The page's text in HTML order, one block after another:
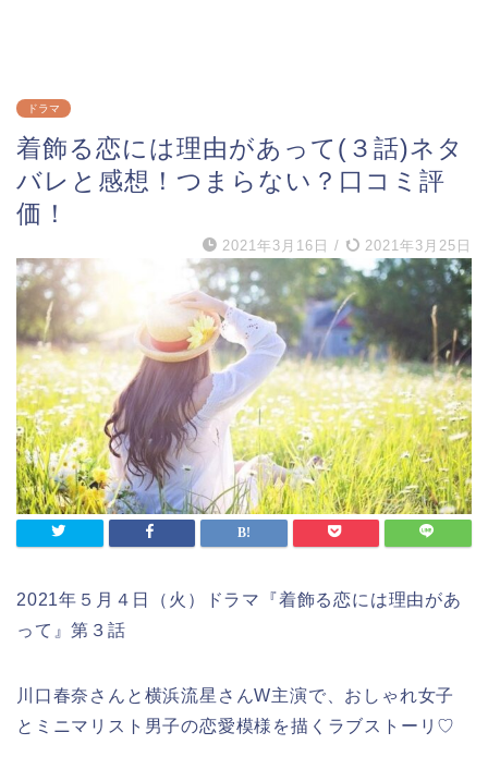
ドラマ
着飾る恋には理由があって(３話)ネタ
バレと感想！つまらない？口コミ評
価！
2021年3月16日 / 2021年3月25日
2021年５月４日（火）ドラマ『着飾る恋には理由があ
って』第３話
川口春奈さんと横浜流星さんW主演で、おしゃれ女子
とミニマリスト男子の恋愛模様を描くラブストーリ♡